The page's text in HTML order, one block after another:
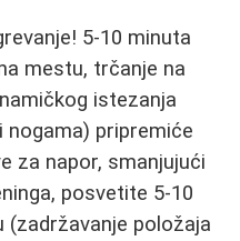
5-10 minuta
mestu, trčanje na
istezanja
nogama) pripremiće
za napor, smanjujući
posvetite 5-10
položaja